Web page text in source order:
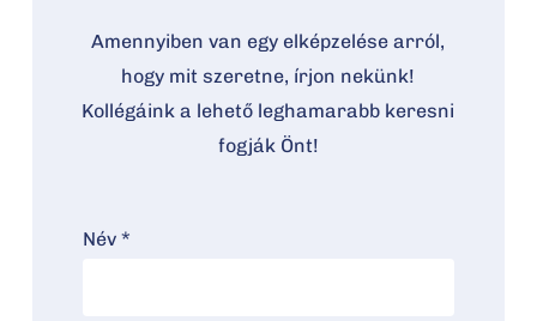
Amennyiben van egy elképzelése arról,
hogy mit szeretne, írjon nekünk!
Kollégáink a lehető leghamarabb keresni
fogják Önt!
Név *